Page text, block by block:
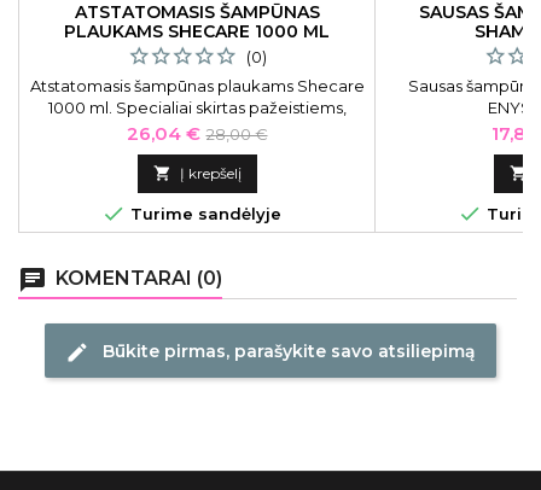
ATSTATOMASIS ŠAMPŪNAS
PLAUKAMS SHECARE 1000 ML
(0)
Atstatomasis šampūnas plaukams Shecare
1000 ml. Specialiai skirtas pažeistiems,
nuvargusiems, silpniems plaukams. Valo
galvos odą ir plaukus bei paruošia juos
kitoms plaukų priežiūros priemonėms.
Atstatomasis šampūnas plaukams Inebrya
Shecare Repair Shampoo ICE26274, 1000
ml
Kaina
26,04 € Bazinė
kaina
28,00 €
 Į krepšelį
 Turime sandėlyje
SAUSAS
Sausas
Kaina


chat KOMENTARAI (0)
edit Būkite pirmas, parašykite savo atsiliepimą